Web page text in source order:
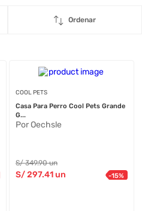
Ordenar
COOL PETS
Casa Para Perro Cool Pets Grande
G...
Por Oechsle
S/349.90 un
S/297.41un -15%